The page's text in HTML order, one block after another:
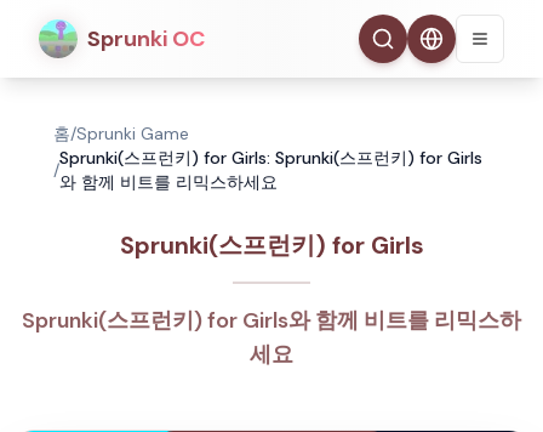
Sprunki OC
홈/Sprunki Game
/
Sprunki(스프런키) for Girls: Sprunki(스프런키) for Girls
와 함께 비트를 리믹스하세요
Sprunki(스프런키) for Girls
Sprunki(스프런키) for Girls와 함께 비트를 리믹스하
세요